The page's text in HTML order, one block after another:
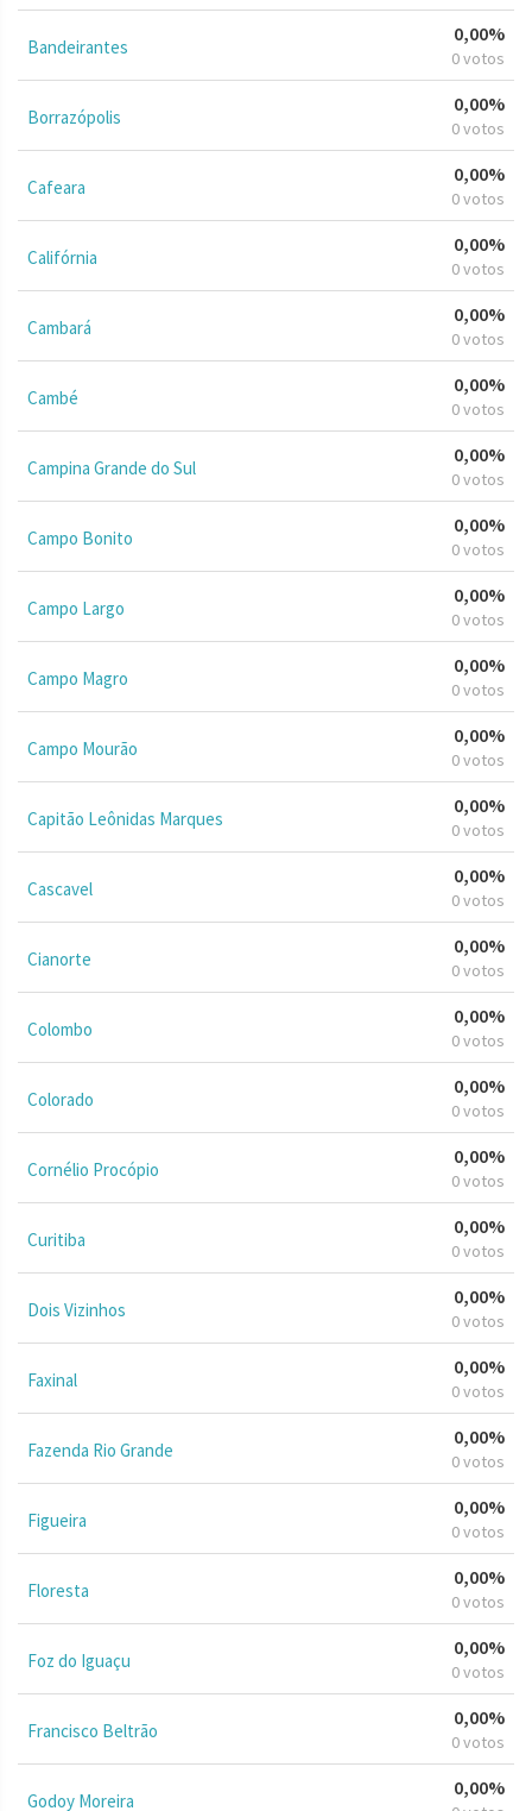
Bandeirantes
0,00%
0 votos
Borrazópolis
0,00%
0 votos
Cafeara
0,00%
0 votos
Califórnia
0,00%
0 votos
Cambará
0,00%
0 votos
Cambé
0,00%
0 votos
Campina Grande do Sul
0,00%
0 votos
Campo Bonito
0,00%
0 votos
Campo Largo
0,00%
0 votos
Campo Magro
0,00%
0 votos
Campo Mourão
0,00%
0 votos
Capitão Leônidas Marques
0,00%
0 votos
Cascavel
0,00%
0 votos
Cianorte
0,00%
0 votos
Colombo
0,00%
0 votos
Colorado
0,00%
0 votos
Cornélio Procópio
0,00%
0 votos
Curitiba
0,00%
0 votos
Dois Vizinhos
0,00%
0 votos
Faxinal
0,00%
0 votos
Fazenda Rio Grande
0,00%
0 votos
Figueira
0,00%
0 votos
Floresta
0,00%
0 votos
Foz do Iguaçu
0,00%
0 votos
Francisco Beltrão
0,00%
0 votos
Godoy Moreira
0,00%